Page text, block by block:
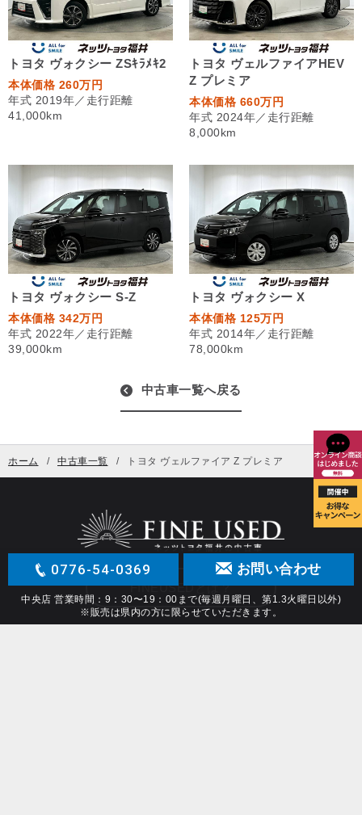
0776-54-0369 お問い合わせ
中央店 営業時間：9：30〜19：00まで(毎週月曜日、第1.3火曜日以外)
※販売は県内の方に限らせていただきます。
トヨタ ヴォクシー ZSｷﾗﾒｷ2
本体価格 260万円
年式 2019年／走行距離
41,000km
トヨタ ヴェルファイアHEV
Z プレミア
本体価格 660万円
年式 2024年／走行距離
8,000km
トヨタ ヴォクシー S-Z
本体価格 342万円
年式 2022年／走行距離
39,000km
トヨタ ヴォクシー X
本体価格 125万円
年式 2014年／走行距離
78,000km
中古車一覧へ戻る
ホーム 中古車一覧 トヨタ ヴェルファイア Z プレミア
FINEUSEDとは？